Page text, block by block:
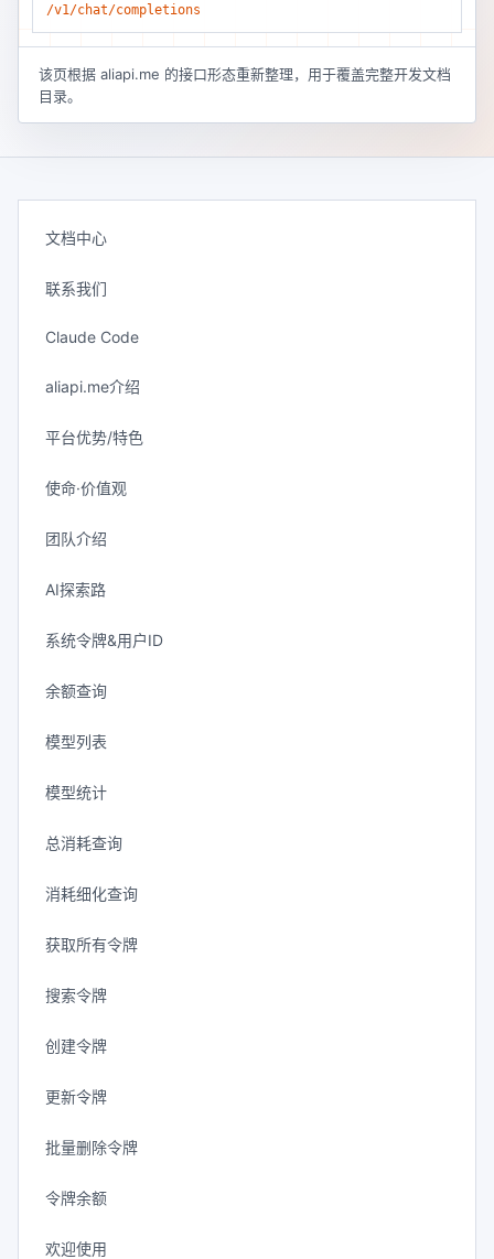
/v1/chat/completions
该页根据 aliapi.me 的接口形态重新整理，用于覆盖完整开发文档
目录。
文档中心
联系我们
Claude Code
aliapi.me介绍
平台优势/特色
使命·价值观
团队介绍
AI探索路
系统令牌&用户ID
余额查询
模型列表
模型统计
总消耗查询
消耗细化查询
获取所有令牌
搜索令牌
创建令牌
更新令牌
批量删除令牌
令牌余额
欢迎使用